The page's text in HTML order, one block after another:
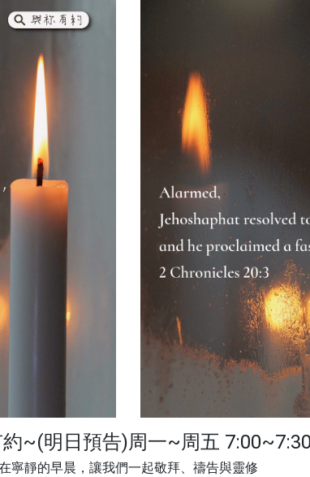
~(明日預告)周一~周五
寧靜的早晨，讓我們一起敬拜、禱告與靈修